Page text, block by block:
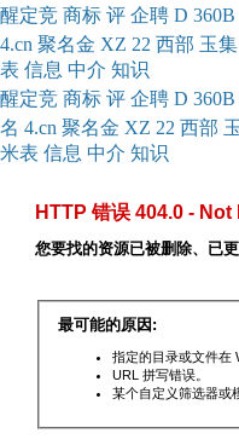
醒定竞 商标 评 企聘 D 360B
4.cn 聚名金 XZ 22 西部 玉集
表 信息 中介 知识